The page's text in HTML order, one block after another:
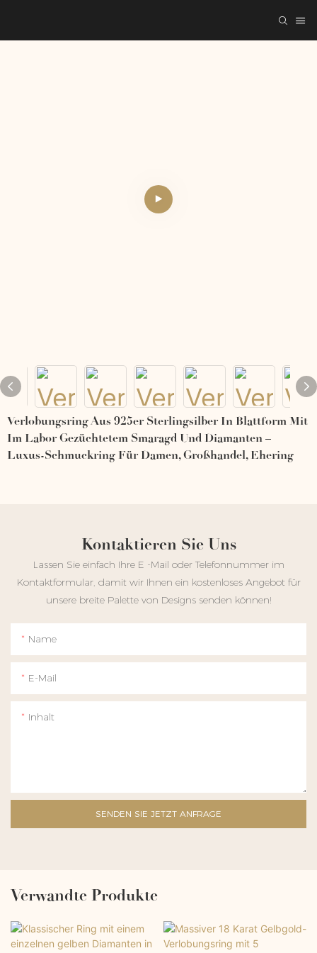
Verlobungsring Aus 925er Sterlingsilber In Blattform Mit
Im Labor Gezüchtetem Smaragd Und Diamanten –
Luxus-Schmuckring Für Damen, Großhandel, Ehering
Kontaktieren Sie Uns
Lassen Sie einfach Ihre E -Mail oder Telefonnummer im
Kontaktformular, damit wir Ihnen ein kostenloses Angebot für
unsere breite Palette von Designs senden können!
Name
E-Mail
Inhalt
SENDEN SIE JETZT ANFRAGE
Verwandte Produkte